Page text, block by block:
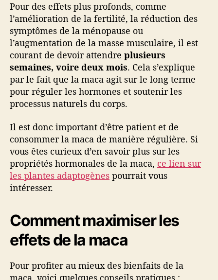
Pour des effets plus profonds, comme
l’amélioration de la fertilité, la réduction des
symptômes de la ménopause ou
l’augmentation de la masse musculaire, il est
courant de devoir attendre plusieurs
semaines, voire deux mois. Cela s’explique
par le fait que la maca agit sur le long terme
pour réguler les hormones et soutenir les
processus naturels du corps.
Il est donc important d’être patient et de
consommer la maca de manière régulière. Si
vous êtes curieux d’en savoir plus sur les
propriétés hormonales de la maca, ce lien sur
les plantes adaptogènes pourrait vous
intéresser.
Comment maximiser les
effets de la maca
Pour profiter au mieux des bienfaits de la
maca, voici quelques conseils pratiques :